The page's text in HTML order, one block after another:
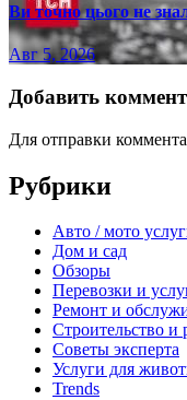
Ви точно цього не
Авг 5, 2026
Добавить
Для отправки
Рубрики
Авто / мото
Дом и сад
Обзоры
Перевозки и
Ремонт и
Строительство и
Советы эксперта
Услуги для
Trends